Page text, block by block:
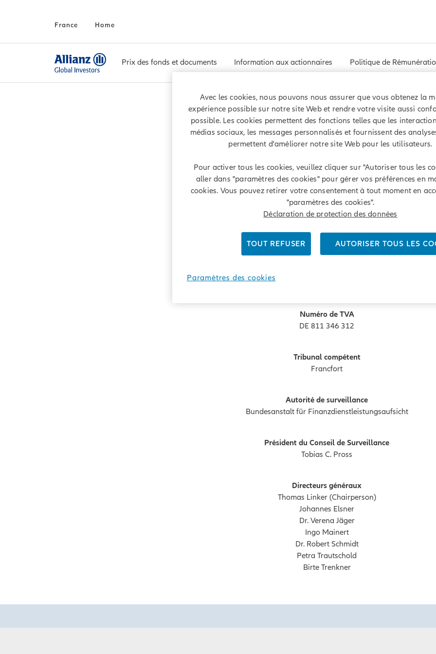
France Home
Prix des fonds et documents Information aux actionnaires Politique de
Credits
Éditeur
Allianz Global Investors GmbH
Bockenheimer Landstrasse 42-44
D-60323 Francfort
Francfort
Numéro de TVA
DE 811 346 312
Tribunal compétent
Francfort
Autorité de surveillance
Bundesanstalt für Finanzdienstleistungsaufsicht
Président du Conseil de Surveillance
Tobias C. Pross
Directeurs généraux
Thomas Linker (Chairperson)
Johannes Elsner
Dr. Verena Jäger
Ingo Mainert
Dr. Robert Schmidt
Petra Trautschold
Birte Trenkner
Avec les cookies, nous pouvons nous assurer que vous obtenez la
expérience possible sur notre site Web et rendre votre visite aussi
possible. Les cookies permettent des fonctions telles que les
médias sociaux, les messages personnalisés et fournissent des
permettent d'améliorer notre site Web pour les utilisateurs.
Pour activer tous les cookies, veuillez cliquer sur "Autoriser tous les
aller dans "paramètres des cookies" pour gérer vos préférences en
cookies. Vous pouvez retirer votre consentement à tout moment en
"paramètres des cookies".
Déclaration de protection des données
TOUT REFUSER AUTORISER TOUS LES
Paramètres des cookies